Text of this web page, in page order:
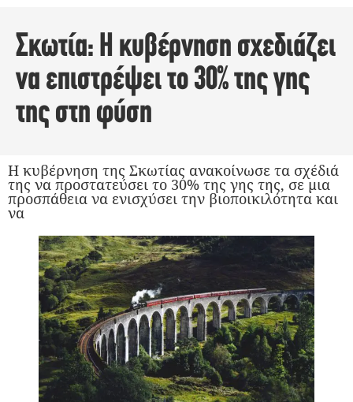
Σκωτία: Η κυβέρνηση σχεδιάζει
να επιστρέψει το 30% της γης
της στη φύση
Η κυβέρνηση της Σκωτίας ανακοίνωσε τα σχέδιά
της να προστατεύσει το 30% της γης της, σε μια
προσπάθεια να ενισχύσει την βιοποικιλότητα και
να